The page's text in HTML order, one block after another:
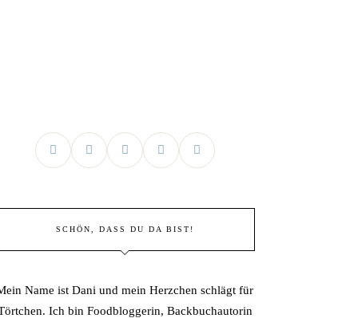
SCHÖN, DASS DU DA BIST!
Name ist Dani und mein Herzchen schlägt für
Ich bin Foodbloggerin, Backbuchautorin